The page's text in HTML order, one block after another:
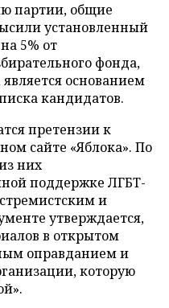
партии, общие
установленный
5% от
фонда,
основанием
кандидатов.
претензии к
сайте «Яблока». По
них
поддержке ЛГБТ-
и
утверждается,
в открытом
оправданием и
которую